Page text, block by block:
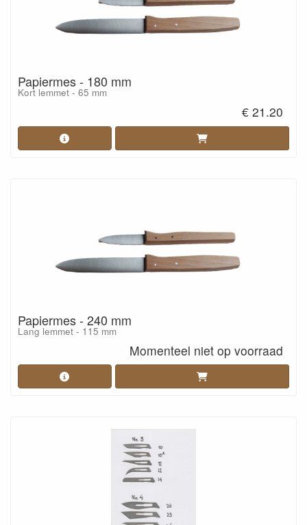
Papiermes - 180 mm
Kort lemmet - 65 mm
€ 21.20
Papiermes - 240 mm
Lang lemmet - 115 mm
Momenteel niet op voorraad